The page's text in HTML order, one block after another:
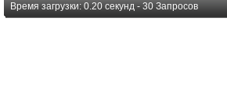
Время загрузки: 0.20 секунд - 30 Запросов